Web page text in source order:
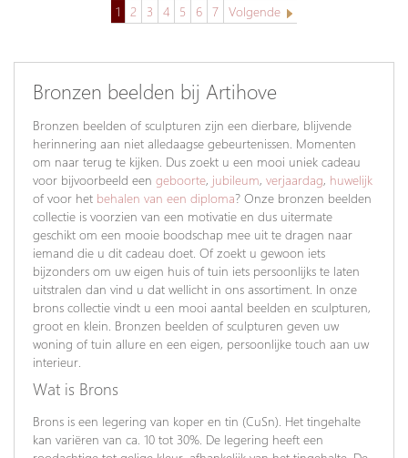
1 2 3 4 5 6 7 Volgende
Bronzen beelden bij Artihove
Bronzen beelden of sculpturen zijn een dierbare, blijvende
herinnering aan niet alledaagse gebeurtenissen. Momenten
om naar terug te kijken. Dus zoekt u een mooi uniek cadeau
voor bijvoorbeeld een geboorte, jubileum, verjaardag, huwelijk
of voor het behalen van een diploma? Onze bronzen beelden
collectie is voorzien van een motivatie en dus uitermate
geschikt om een mooie boodschap mee uit te dragen naar
iemand die u dit cadeau doet. Of zoekt u gewoon iets
bijzonders om uw eigen huis of tuin iets persoonlijks te laten
uitstralen dan vind u dat wellicht in ons assortiment. In onze
brons collectie vindt u een mooi aantal beelden en sculpturen,
groot en klein. Bronzen beelden of sculpturen geven uw
woning of tuin allure en een eigen, persoonlijke touch aan uw
interieur.
Wat is Brons
Brons is een legering van koper en tin (CuSn). Het tingehalte
kan variëren van ca. 10 tot 30%. De legering heeft een